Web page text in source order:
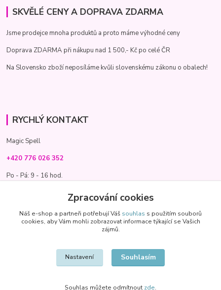
SKVĚLÉ CENY A DOPRAVA ZDARMA
Jsme prodejce mnoha produktů a proto máme výhodné ceny
Doprava ZDARMA při nákupu nad 1 500,- Kč po celé ČR
Na Slovensko zboží neposíláme kvůli slovenskému zákonu o obalech!
RYCHLÝ KONTAKT
Magic Spell
+420 776 026 352
Po - Pá: 9 - 16 hod.
info@magic-spell.czZpracování cookies
Náš e-shop a partneři potřebují Váš souhlas s použitím souborů
cookies, aby Vám mohli zobrazovat informace týkající se Vašich
zájmů.
Nastavení Souhlasím
Souhlas můžete odmítnout zde.